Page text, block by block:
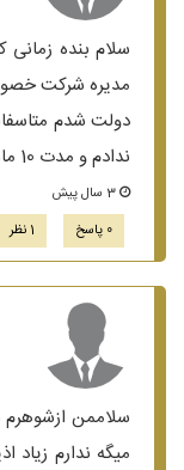
سلام بنده
دولت شدم
ندادم و مدت 10 ماه بعد از تبدیل وضعیت هم...
0 پاسخ
1 نظر
سلاممن
میگه ندارم زیاد